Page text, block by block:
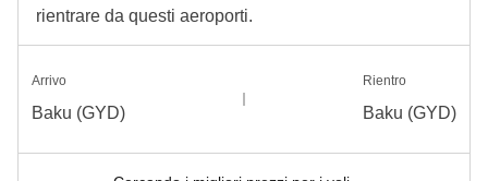
rientrare da questi aeroporti.
Arrivo
Baku (GYD)
Rientro
Baku (GYD)